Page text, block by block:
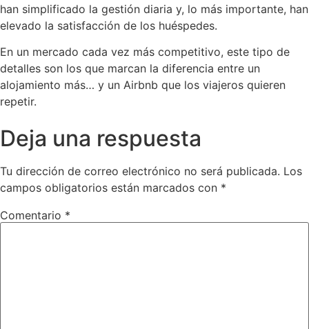
han simplificado la gestión diaria y, lo más importante, han
elevado la satisfacción de los huéspedes.
En un mercado cada vez más competitivo, este tipo de
detalles son los que marcan la diferencia entre un
alojamiento más… y un Airbnb que los viajeros quieren
repetir.
Deja una respuesta
Tu dirección de correo electrónico no será publicada. Los
campos obligatorios están marcados con *
Comentario *